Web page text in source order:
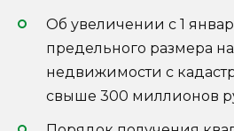
Об увеличении с 1
предельного размера
недвижимости с
свыше 300 миллионов